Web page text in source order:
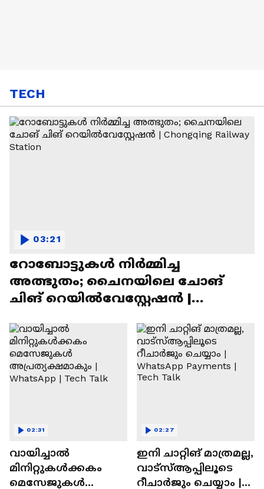
TECH
റോബോട്ടുകൾ നിർമ്മിച്ച
അത്ഭുതം; ചൈനയിലെ ചോങ്
ചിങ് റെയിൽവേസ്റ്റേഷൻ |
03:21
വായിച്ചാൽ
മിനിറ്റുകൾക്കകം
മെസേജുകള്‍
02:31
ഇനി ചാറ്റിങ് മാത്രമല്ല,
വാട്‌സ്‌ആപ്പിലൂടെ
റീചാർജും ചെയ്യാം |
02:27